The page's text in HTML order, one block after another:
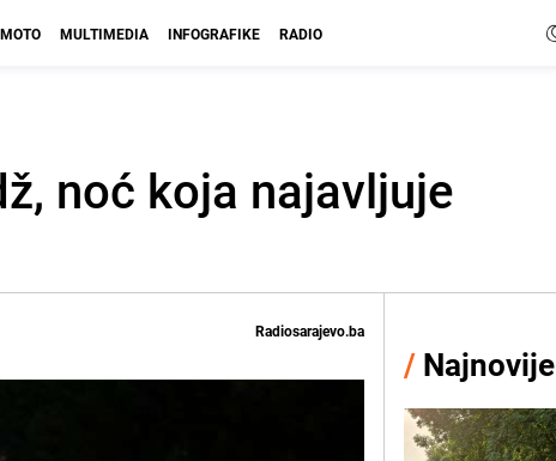
MULTIMEDIA INFOGRAFIKE RADIO
noć koja najavljuje
Radiosarajevo.ba
/ Najnovije